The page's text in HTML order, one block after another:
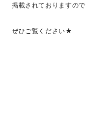
掲載されておりますので
ぜひご覧ください★